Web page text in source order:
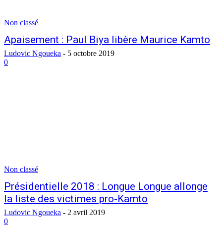
Non classé
Apaisement : Paul Biya libère Maurice Kamto
Ludovic Ngoueka - 5 octobre 2019
0
Non classé
Présidentielle 2018 : Longue Longue allonge
la liste des victimes pro-Kamto
Ludovic Ngoueka - 2 avril 2019
0